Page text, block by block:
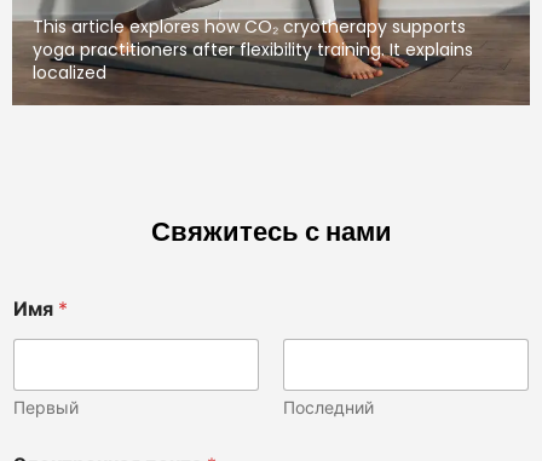
This article explores how CO₂ cryotherapy supports
yoga practitioners after flexibility training. It explains
localized
Свяжитесь с нами
Имя *
Первый Последний